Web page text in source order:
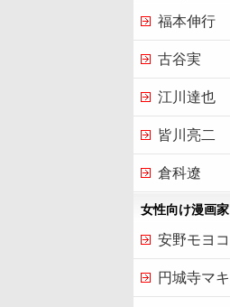
福本伸行
古谷実
江川達也
皆川亮二
倉科遼
女性向け漫画家
安野モヨコ
円城寺マキ